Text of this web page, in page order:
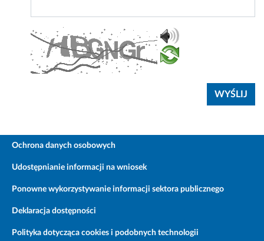
Ochrona danych osobowych
Udostępnianie informacji na wniosek
Ponowne wykorzystywanie informacji sektora publicznego
Deklaracja dostępności
Polityka dotycząca cookies i podobnych technologii